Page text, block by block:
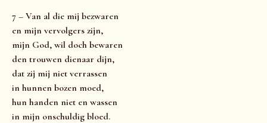
7 – Van al die mij bezwaren
en mijn vervolgers zijn,
mijn God, wil doch bewaren
den trouwen dienaar dijn,
dat zij mij niet verrassen
in hunnen bozen moed,
hun handen niet en wassen
in mijn onschuldig bloed.